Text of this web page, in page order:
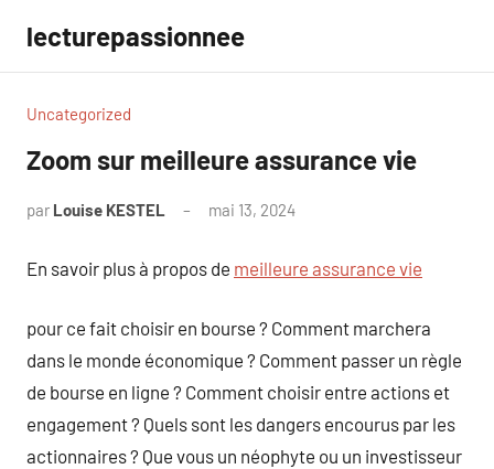
contenu
lecturepassionnee
Uncategorized
Zoom sur meilleure assurance vie
par Louise KESTEL mai 13, 2024
En savoir plus à propos de meilleure assurance vie
pour ce fait choisir en bourse ? Comment marchera
dans le monde économique ? Comment passer un règle
de bourse en ligne ? Comment choisir entre actions et
engagement ? Quels sont les dangers encourus par les
actionnaires ? Que vous un néophyte ou un investisseur